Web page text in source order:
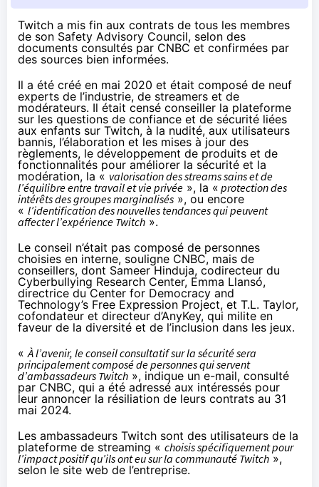
Twitch a mis fin aux contrats de tous les membres
de son Safety Advisory Council, selon des
documents consultés par CNBC et confirmées par
des sources bien informées.
Il a été créé en mai 2020 et était composé de neuf
experts de l’industrie, de streamers et de
modérateurs. Il était censé conseiller la plateforme
sur les questions de confiance et de sécurité liées
aux enfants sur Twitch, à la nudité, aux utilisateurs
bannis, l’élaboration et les mises à jour des
règlements, le développement de produits et de
fonctionnalités pour améliorer la sécurité et la
modération, la « valorisation des streams sains et de
l’équilibre entre travail et vie privée », la « protection des
intérêts des groupes marginalisés », ou encore
« l’identification des nouvelles tendances qui peuvent
affecter l’expérience Twitch ».
Le conseil n’était pas composé de personnes
choisies en interne, souligne CNBC, mais de
conseillers, dont Sameer Hinduja, codirecteur du
Cyberbullying Research Center, Emma Llansó,
directrice du Center for Democracy and
Technology’s Free Expression Project, et T.L. Taylor,
cofondateur et directeur d’AnyKey, qui milite en
faveur de la diversité et de l’inclusion dans les jeux.
«À l’avenir, le conseil consultatif sur la sécurité sera
principalement composé de personnes qui servent
d’ambassadeurs Twitch », indique un e-mail, consulté
par CNBC, qui a été adressé aux intéressés pour
leur annoncer la résiliation de leurs contrats au 31
mai 2024.
Les ambassadeurs Twitch sont des utilisateurs de la
plateforme de streaming « choisis spécifiquement pour
l’impact positif qu’ils ont eu sur la communauté Twitch »,
selon le site web de l’entreprise.